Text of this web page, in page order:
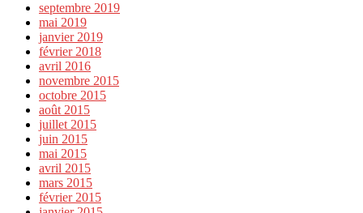
septembre 2019
mai 2019
janvier 2019
février 2018
avril 2016
novembre 2015
octobre 2015
août 2015
juillet 2015
juin 2015
mai 2015
avril 2015
mars 2015
février 2015